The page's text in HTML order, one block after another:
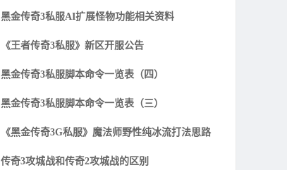
黑金传奇3私服AI扩展怪物功能相关资料
《王者传奇3私服》新区开服公告
黑金传奇3私服脚本命令一览表（四）
黑金传奇3私服脚本命令一览表（三）
《黑金传奇3G私服》魔法师野性纯冰流打法思路
传奇3攻城战和传奇2攻城战的区别